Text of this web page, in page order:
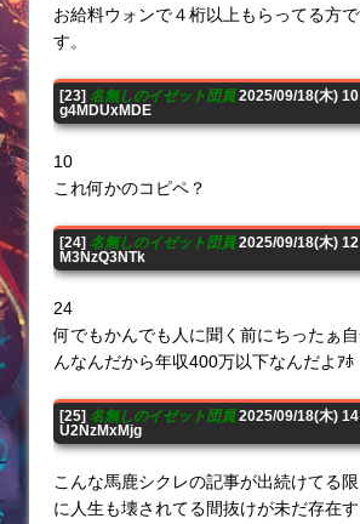
お給料ウォンで４桁以上もらってる方
す。
[23] 名無しのイゼット団員2025/09/18(木)
g4MDUxMDE
10
これ何かのコピペ？
[24] 名無しのイゼット団員2025/09/18(木)
M3NzQ3NTk
24
何でもかんでも人に聞く前にちったぁ
んなんだから年収400万以下なんだよｱﾎ
[25] 名無しのイゼット団員2025/09/18(木)
U2NzMxMjg
こんな馬鹿シクレの記事が出続けてる
に人生も壊されてる間抜けが未だ存在